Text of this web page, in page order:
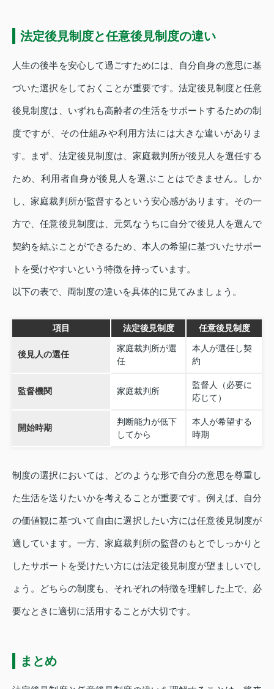
法定後見制度と任意後見制度の違い
人生の後半を安心して過ごすためには、自分自身の意思に基
づいた選択をしておくことが重要です。法定後見制度と任意
後見制度は、いずれも高齢者の生活をサポートするための制
度ですが、その仕組みや利用方法には大きな違いがありま
す。まず、法定後見制度は、家庭裁判所が後見人を選任する
ため、利用者自身が後見人を選ぶことはできません。しか
し、家庭裁判所が監督するという安心感があります。その一
方で、任意後見制度は、元気なうちに自分で後見人を選んで
契約を結ぶことができるため、本人の希望に基づいたサポー
トを受けやすいという特徴を持っています。
以下の表で、両制度の違いを具体的に見てみましょう。
項目 法定後見制度 任意後見制度
後見人の選任
家庭裁判所が選
任
本人が選任し契
約
監督機関 家庭裁判所
監督人（必要に
応じて）
開始時期
判断能力が低下
してから
本人が希望する
時期
制度の選択においては、どのような形で自分の意思を尊重し
た生活を送りたいかを考えることが重要です。例えば、自分
の価値観に基づいて自由に選択したい方には任意後見制度が
適しています。一方、家庭裁判所の監督のもとでしっかりと
したサポートを受けたい方には法定後見制度が望ましいでし
ょう。どちらの制度も、それぞれの特徴を理解した上で、必
要なときに適切に活用することが大切です。
まとめ